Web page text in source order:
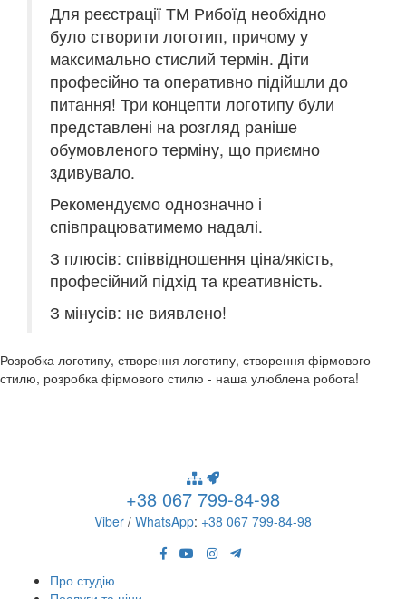
Для реєстрації ТМ Рибоїд необхідно
було створити логотип, причому у
максимально стислий термін. Діти
професійно та оперативно підійшли до
питання! Три концепти логотипу були
представлені на розгляд раніше
обумовленого терміну, що приємно
здивувало.
Рекомендуємо однозначно і
співпрацюватимемо надалі.
З плюсів: співвідношення ціна/якість,
професійний підхід та креативність.
З мінусів: не виявлено!
Розробка логотипу, створення логотипу, створення фірмового
стилю, розробка фірмового стилю - наша улюблена робота!
+38 067 799-84-98
Viber / WhatsApp: +38 067 799-84-98
Про студію